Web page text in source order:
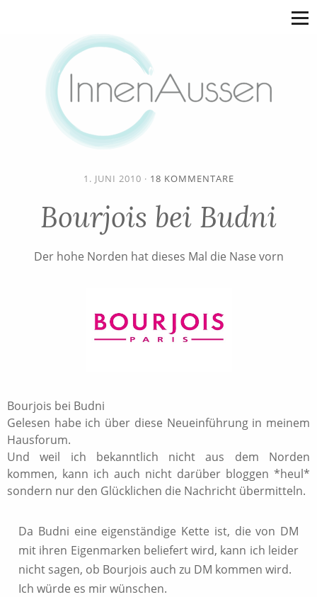
1. JUNI 2010 · 18 KOMMENTARE
Bourjois bei Budni
Der hohe Norden hat dieses Mal die Nase vorn
Bourjois bei Budni
Gelesen habe ich über diese Neueinführung in meinem
Hausforum.
Und weil ich bekanntlich nicht aus dem Norden
kommen, kann ich auch nicht darüber bloggen *heul*
sondern nur den Glücklichen die Nachricht übermitteln.
Da Budni eine eigenständige Kette ist, die von DM
mit ihren Eigenmarken beliefert wird, kann ich leider
nicht sagen, ob Bourjois auch zu DM kommen wird.
Ich würde es mir wünschen.